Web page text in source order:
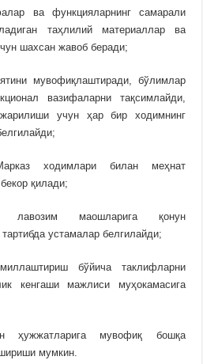
ва функцияларнинг самарали
таҳлилий материаллар ва
шахсан жавоб беради;
мувофиқлаштиради, бўлимлар
вазифаларни тақсимлайди,
учун ҳар бир ходимнинг
ходимлари билан меҳнат
қилади;
лавозим маошларига қонун
устамалар белгилайди;
бўйича таклифларни
кенгаши мажлиси муҳокамасига
ҳужжатларига мувофиқ бошқа
мумкин.